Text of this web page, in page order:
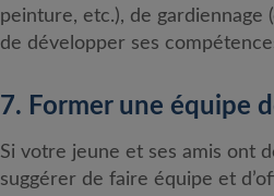
peinture, etc.), de gardiennage
de développer ses
7. Former une équipe
Si votre jeune et ses amis ont
suggérer de faire équipe et